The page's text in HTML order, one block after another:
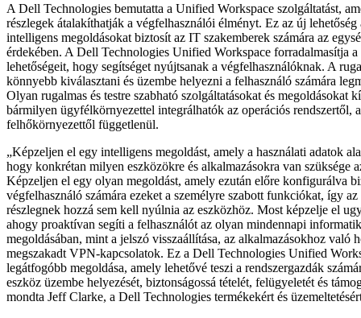
A Dell Technologies bemutatta a Unified Workspace szolgáltatást,
részlegek átalakíthatják a végfelhasználói élményt. Ez az új
intelligens megoldásokat biztosít az IT szakemberek számára az
érdekében. A Dell Technologies Unified Workspace forradalmasítja a
lehetőségeit, hogy segítséget nyújtsanak a végfelhasználóknak. A
könnyebb kiválasztani és üzembe helyezni a felhasználó számára
Olyan rugalmas és testre szabható szolgáltatásokat és megoldásokat
bármilyen ügyfélkörnyezettel integrálhatók az operációs rendszertől,
felhőkörnyezettől függetlenül.
„Képzeljen el egy intelligens megoldást, amely a használati adatok
hogy konkrétan milyen eszközökre és alkalmazásokra van szüksége
Képzeljen el egy olyan megoldást, amely ezután előre konfigurálva
végfelhasználó számára ezeket a személyre szabott funkciókat, így
részlegnek hozzá sem kell nyúlnia az eszközhöz. Most képzelje el
ahogy proaktívan segíti a felhasználót az olyan mindennapi
megoldásában, mint a jelszó visszaállítása, az alkalmazásokhoz való
megszakadt VPN-kapcsolatok. Ez a Dell Technologies Unified
legátfogóbb megoldása, amely lehetővé teszi a rendszergazdák
eszköz üzembe helyezését, biztonságossá tételét, felügyeletét és
mondta Jeff Clarke, a Dell Technologies termékekért és